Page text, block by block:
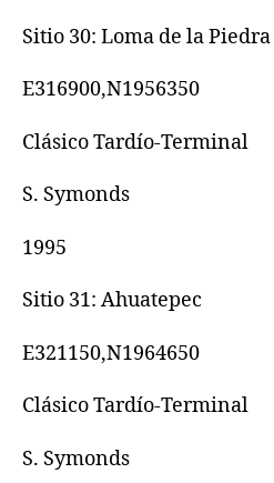
Sitio 30: Loma de la Piedra
E316900,N1956350
Clásico Tardío-Terminal
S. Symonds
1995
Sitio 31: Ahuatepec
E321150,N1964650
Clásico Tardío-Terminal
S. Symonds